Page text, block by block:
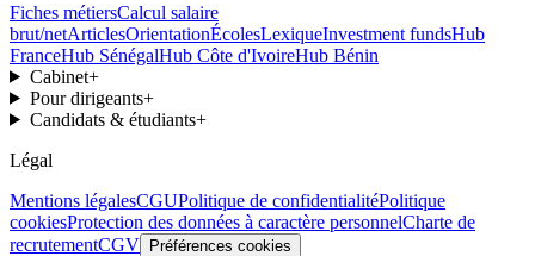
Fiches métiersCalcul salaire
brut/netArticlesOrientationÉcolesLexiqueInvestment fundsHub
FranceHub SénégalHub Côte d'IvoireHub Bénin
Cabinet+
Pour dirigeants+
Candidats & étudiants+
Légal
Mentions légalesCGUPolitique de confidentialitéPolitique
cookiesProtection des données à caractère personnelCharte de
recrutementCGV Préférences cookies